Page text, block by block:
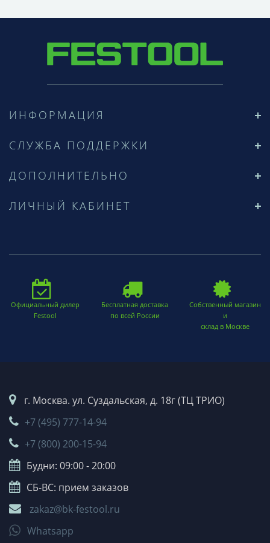
ИНФОРМАЦИЯ
СЛУЖБА ПОДДЕРЖКИ
ДОПОЛНИТЕЛЬНО
ЛИЧНЫЙ КАБИНЕТ
Официальный дилер
Festool
Бесплатная доставка
по всей России
Собственный магазин
и
склад в Москве
г. Москва. ул. Суздальская, д. 18г (ТЦ ТРИО)
+7 (495) 777-14-94
+7 (800) 200-15-94
Будни: 09:00 - 20:00
СБ-ВС: прием заказов
zakaz@bk-festool.ru
Whatsapp